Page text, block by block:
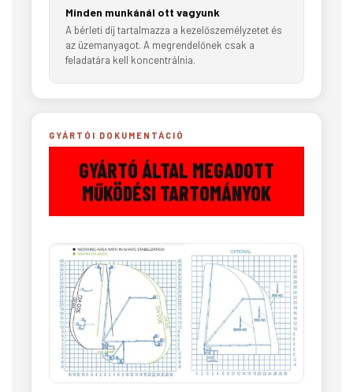
Minden munkánál ott vagyunk
A bérleti díj tartalmazza a kezelőszemélyzetet és
az üzemanyagot. A megrendelőnek csak a
feladatára kell koncentrálnia.
GYÁRTÓI DOKUMENTÁCIÓ
GYÁRTÓ ÁLTAL MEGADOTT
MŰKÖDÉSI TARTOMÁNYOK